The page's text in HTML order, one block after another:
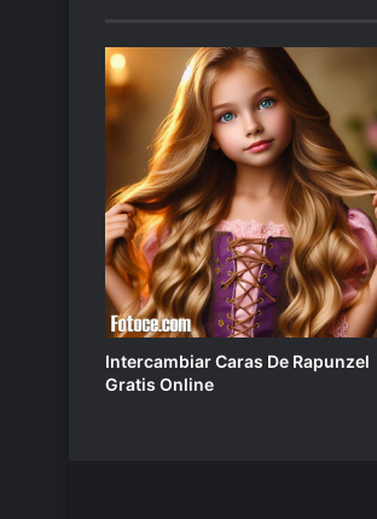
Intercambiar Caras De Rapunzel
Gratis Online